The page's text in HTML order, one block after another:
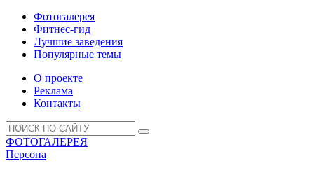
Фотогалерея
Фитнес-гид
Лучшие заведения
Популярные темы
О проекте
Реклама
Контакты
ФОТОГАЛЕРЕЯ
Персона